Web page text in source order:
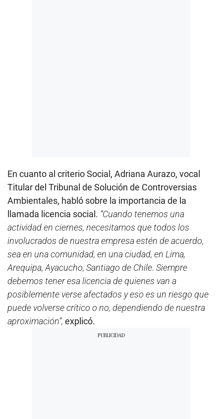
En cuanto al criterio Social, Adriana Aurazo, vocal
Titular del Tribunal de Solución de Controversias
Ambientales, habló sobre la importancia de la
llamada licencia social. “Cuando tenemos una
actividad en ciernes, necesitamos que todos los
involucrados de nuestra empresa estén de acuerdo,
sea en una comunidad, en una ciudad, en Lima,
Arequipa, Ayacucho, Santiago de Chile. Siempre
debemos tener esa licencia de quienes van a
posiblemente verse afectados y eso es un riesgo que
puede volverse crítico o no, dependiendo de nuestra
aproximación”, explicó.